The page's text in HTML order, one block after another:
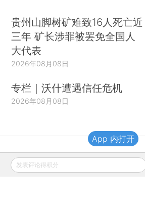
贵州山脚树矿难致16人死亡近
三年 矿长涉罪被罢免全国人
大代表
2026年08月08日
专栏｜沃什遭遇信任危机
2026年08月08日
财新移动
发表评论得积分
App 内打开